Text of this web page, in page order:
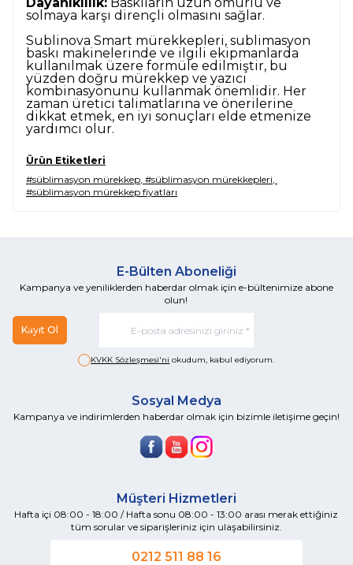
solmaya karşı dirençli olmasını sağlar.
Sublinova Smart mürekkepleri, sublimasyon
baskı makinelerinde ve ilgili ekipmanlarda
kullanılmak üzere formüle edilmiştir, bu
yüzden doğru mürekkep ve yazıcı
kombinasyonunu kullanmak önemlidir. Her
zaman üretici talimatlarına ve önerilerine
dikkat etmek, en iyi sonuçları elde etmenize
yardımcı olur.
Ürün Etiketleri
#süblimasyon mürekkep, #süblimasyon mürekkepleri,
#süblimasyon mürekkep fiyatları
E-Bülten Aboneliği
Kampanya ve yeniliklerden haberdar olmak için e-bültenimize abone
olun!
Kayıt Ol
KVKK Sözleşmesi'ni okudum, kabul ediyorum.
Sosyal Medya
Kampanya ve indirimlerden haberdar olmak için bizimle iletişime geçin!
Müşteri Hizmetleri
Hafta içi 08:00 - 18:00 / Hafta sonu 08:00 - 13:00 arası merak ettiğiniz
tüm sorular ve siparişleriniz için ulaşabilirsiniz.
0212 511 88 16